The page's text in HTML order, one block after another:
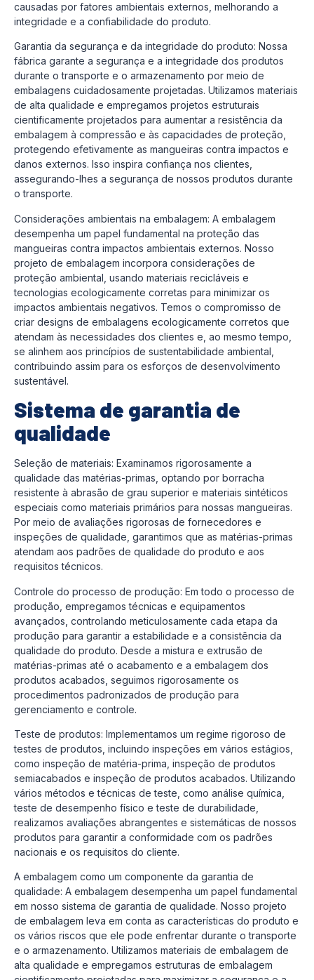
causadas por fatores ambientais externos, melhorando a
integridade e a confiabilidade do produto.
Garantia da segurança e da integridade do produto: Nossa
fábrica garante a segurança e a integridade dos produtos
durante o transporte e o armazenamento por meio de
embalagens cuidadosamente projetadas. Utilizamos materiais
de alta qualidade e empregamos projetos estruturais
cientificamente projetados para aumentar a resistência da
embalagem à compressão e às capacidades de proteção,
protegendo efetivamente as mangueiras contra impactos e
danos externos. Isso inspira confiança nos clientes,
assegurando-lhes a segurança de nossos produtos durante
o transporte.
Considerações ambientais na embalagem: A embalagem
desempenha um papel fundamental na proteção das
mangueiras contra impactos ambientais externos. Nosso
projeto de embalagem incorpora considerações de
proteção ambiental, usando materiais recicláveis e
tecnologias ecologicamente corretas para minimizar os
impactos ambientais negativos. Temos o compromisso de
criar designs de embalagens ecologicamente corretos que
atendam às necessidades dos clientes e, ao mesmo tempo,
se alinhem aos princípios de sustentabilidade ambiental,
contribuindo assim para os esforços de desenvolvimento
sustentável.
Sistema de garantia de
qualidade
Seleção de materiais: Examinamos rigorosamente a
qualidade das matérias-primas, optando por borracha
resistente à abrasão de grau superior e materiais sintéticos
especiais como materiais primários para nossas mangueiras.
Por meio de avaliações rigorosas de fornecedores e
inspeções de qualidade, garantimos que as matérias-primas
atendam aos padrões de qualidade do produto e aos
requisitos técnicos.
Controle do processo de produção: Em todo o processo de
produção, empregamos técnicas e equipamentos
avançados, controlando meticulosamente cada etapa da
produção para garantir a estabilidade e a consistência da
qualidade do produto. Desde a mistura e extrusão de
matérias-primas até o acabamento e a embalagem dos
produtos acabados, seguimos rigorosamente os
procedimentos padronizados de produção para
gerenciamento e controle.
Teste de produtos: Implementamos um regime rigoroso de
testes de produtos, incluindo inspeções em vários estágios,
como inspeção de matéria-prima, inspeção de produtos
semiacabados e inspeção de produtos acabados. Utilizando
vários métodos e técnicas de teste, como análise química,
teste de desempenho físico e teste de durabilidade,
realizamos avaliações abrangentes e sistemáticas de nossos
produtos para garantir a conformidade com os padrões
nacionais e os requisitos do cliente.
A embalagem como um componente da garantia de
qualidade: A embalagem desempenha um papel fundamental
em nosso sistema de garantia de qualidade. Nosso projeto
de embalagem leva em conta as características do produto e
os vários riscos que ele pode enfrentar durante o transporte
e o armazenamento. Utilizamos materiais de embalagem de
alta qualidade e empregamos estruturas de embalagem